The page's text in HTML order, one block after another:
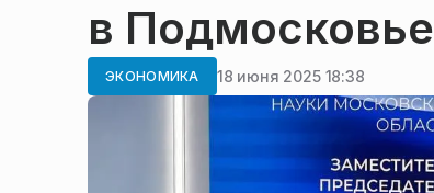
в Подмосковье
ЭКОНОМИКА 18 июня 2025 18:38